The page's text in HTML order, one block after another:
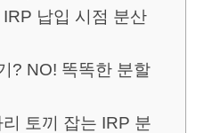
납입 시점 분산
? NO! 똑똑한 분할
토끼 잡는 IRP 분